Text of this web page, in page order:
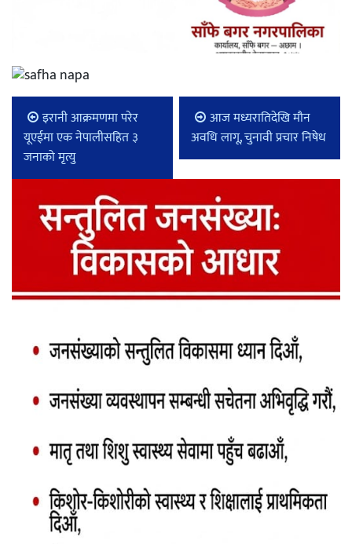
इरानी आक्रमणमा परेर
यूएईमा एक नेपालीसहित ३
जनाको मृत्यु
आज मध्यरातिदेखि मौन
अवधि लागू, चुनावी प्रचार निषेध